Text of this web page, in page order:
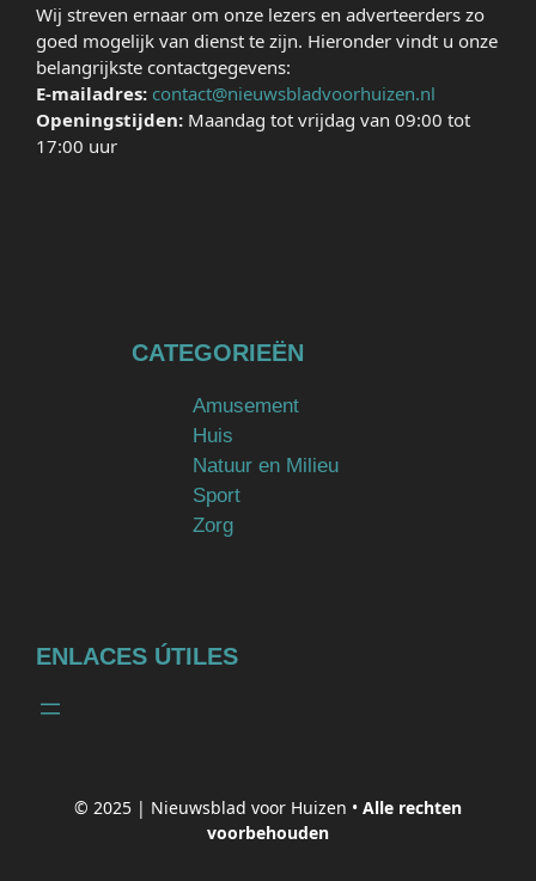
Wij streven ernaar om onze lezers en adverteerders zo
goed mogelijk van dienst te zijn. Hieronder vindt u onze
belangrijkste contactgegevens:
E-mailadres: contact@nieuwsbladvoorhuizen.nl
Openingstijden: Maandag tot vrijdag van 09:00 tot
17:00 uur
CATEGORIEËN
Amusement
Huis
Natuur en Milieu
Sport
Zorg
ENLACES ÚTILES
© 2025 | Nieuwsblad voor Huizen • Alle rechten
voorbehouden